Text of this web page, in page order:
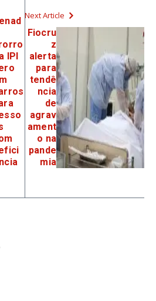
IPI
Next Article
Fiocru
z
alerta
para
tendê
ncia
de
agrav
ament
o na
pande
mia